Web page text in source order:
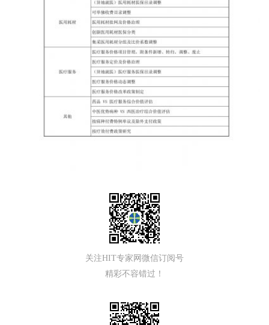
关注HIT专家网微信订阅号
精彩不容错过！